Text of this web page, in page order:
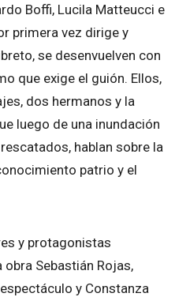
Boffi, Lucila Matteucci e
primera vez dirige y
se desenvuelven con
que exige el guión. Ellos,
dos hermanos y la
luego de una inundación
hablan sobre la
patrio y el
y protagonistas
Sebastián Rojas,
y Constanza